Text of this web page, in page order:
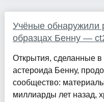
Учёные обнаружили
образцах Бенну —
Открытия, сделанные в
астероида Бенну,
сообщество:
миллиарды лет назад,